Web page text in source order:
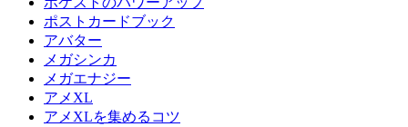
ポストカードブック
アバター
メガシンカ
メガエナジー
アメXL
アメXLを集めるコツ